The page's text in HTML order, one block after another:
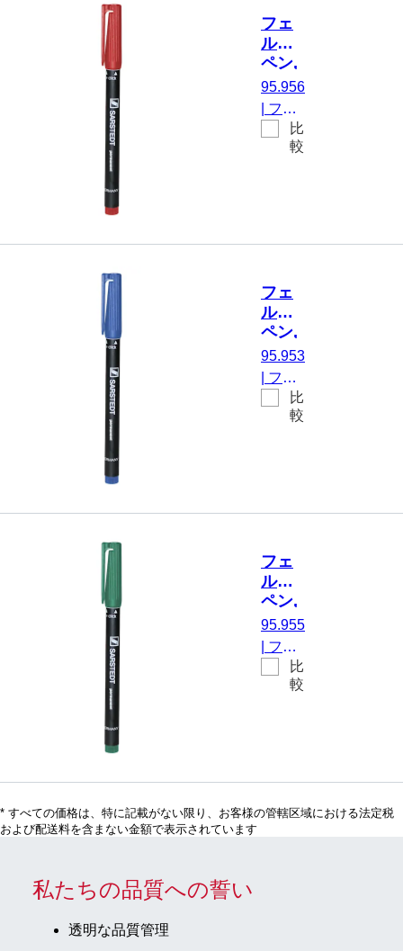
ブや反
応チュ
ラベリ
ング
用, 10
フェ
ルト
ペン,
赤, 防
水
95.956
フェ
ルトペ
ン, 赤,
ブや反
応チュ
ラベリ
ング
用, 10
比
較
フェ
ルト
ペン,
青, 防
水
95.953
フェ
ルトペ
ン, 青,
ブや反
応チュ
ラベリ
ング
用, 10
比
較
フェ
ルト
ペン,
緑, 防
水
95.955
フェ
ルトペ
ン, 緑,
チュー
比
較
* すべての価格は、特に記載がない限り、お客様の管轄区域における法定税
および配送料を含まない金額で表示されています
私たちの品質への誓い
透明な品質管理